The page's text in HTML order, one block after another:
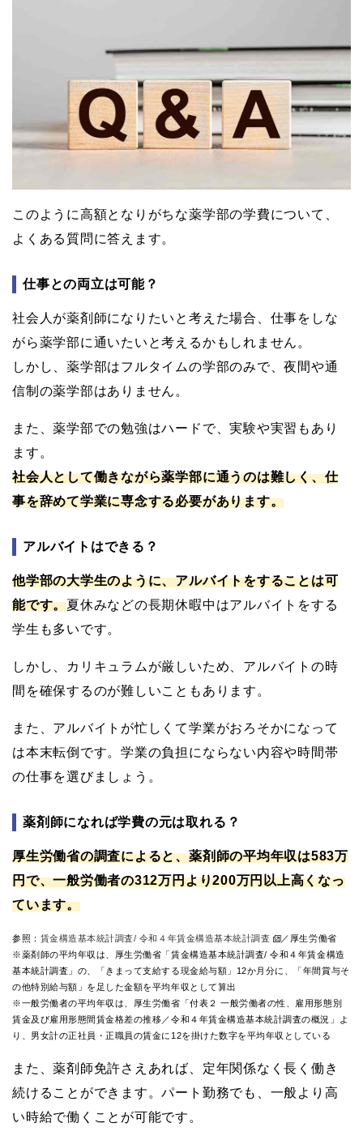
このように高額となりがちな薬学部の学費について、
よくある質問に答えます。
仕事との両立は可能？
社会人が薬剤師になりたいと考えた場合、仕事をしな
がら薬学部に通いたいと考えるかもしれません。
しかし、薬学部はフルタイムの学部のみで、夜間や通
信制の薬学部はありません。
また、薬学部での勉強はハードで、実験や実習もあり
ます。
社会人として働きながら薬学部に通うのは難しく、仕
事を辞めて学業に専念する必要があります。
アルバイトはできる？
他学部の大学生のように、アルバイトをすることは可
能です。夏休みなどの長期休暇中はアルバイトをする
学生も多いです。
しかし、カリキュラムが厳しいため、アルバイトの時
間を確保するのが難しいこともあります。
また、アルバイトが忙しくて学業がおろそかになって
は本末転倒です。学業の負担にならない内容や時間帯
の仕事を選びましょう。
薬剤師になれば学費の元は取れる？
厚生労働省の調査によると、薬剤師の平均年収は583万
円で、一般労働者の312万円より200万円以上高くなっ
ています。
参照： 賃金構造基本統計調査/ 令和４年賃金構造基本統計調査
／厚生労働省
※薬剤師の平均年収は、厚生労働省「賃金構造基本統計調査/ 令和４年賃金構造
基本統計調査」の、「きまって支給する現金給与額」12か月分に、「年間賞与そ
の他特別給与額」を足した金額を平均年収として算出
※一般労働者の平均年収は、厚生労働省「付表２ 一般労働者の性、雇用形態別
賃金及び雇用形態間賃金格差の推移／令和４年賃金構造基本統計調査の概況」よ
り、男女計の正社員・正職員の賃金に12を掛けた数字を平均年収としている
また、薬剤師免許さえあれば、定年関係なく長く働き
続けることができます。パート勤務でも、一般より高
い時給で働くことが可能です。